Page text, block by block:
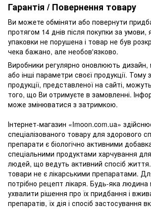
Гарантія / Повернення товару
Ви можете обміняти або повернути
протягом 14 днів після покупки за умови,
упаковки не порушена і товар не був
чека бажано, але необов'язково.
Виробники регулярно оновлюють дизайн,
або інші параметри своєї продукції. Тому
продукції, представленої на сайті,
того, що Ви отримуєте в замовленні.
може змінюватися з затримкою.
Інтернет-магазин «Imoon.com.ua»
спеціалізованого товару для здорового
препарати є біологічно активними
спеціальними продуктами харчування
людей, що ведуть активний спосіб
товари не є лікарськими препаратами.
потрібно рецепт лікаря. Будь-яка
ухвалити рішення про їх придбання і
препаратів, їх дія і спосіб застосування